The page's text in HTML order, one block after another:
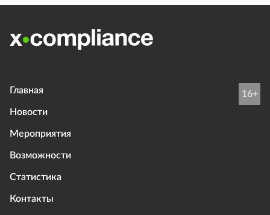
Главная
Новости
Мероприятия
Возможности
Статистика
Контакты
16+